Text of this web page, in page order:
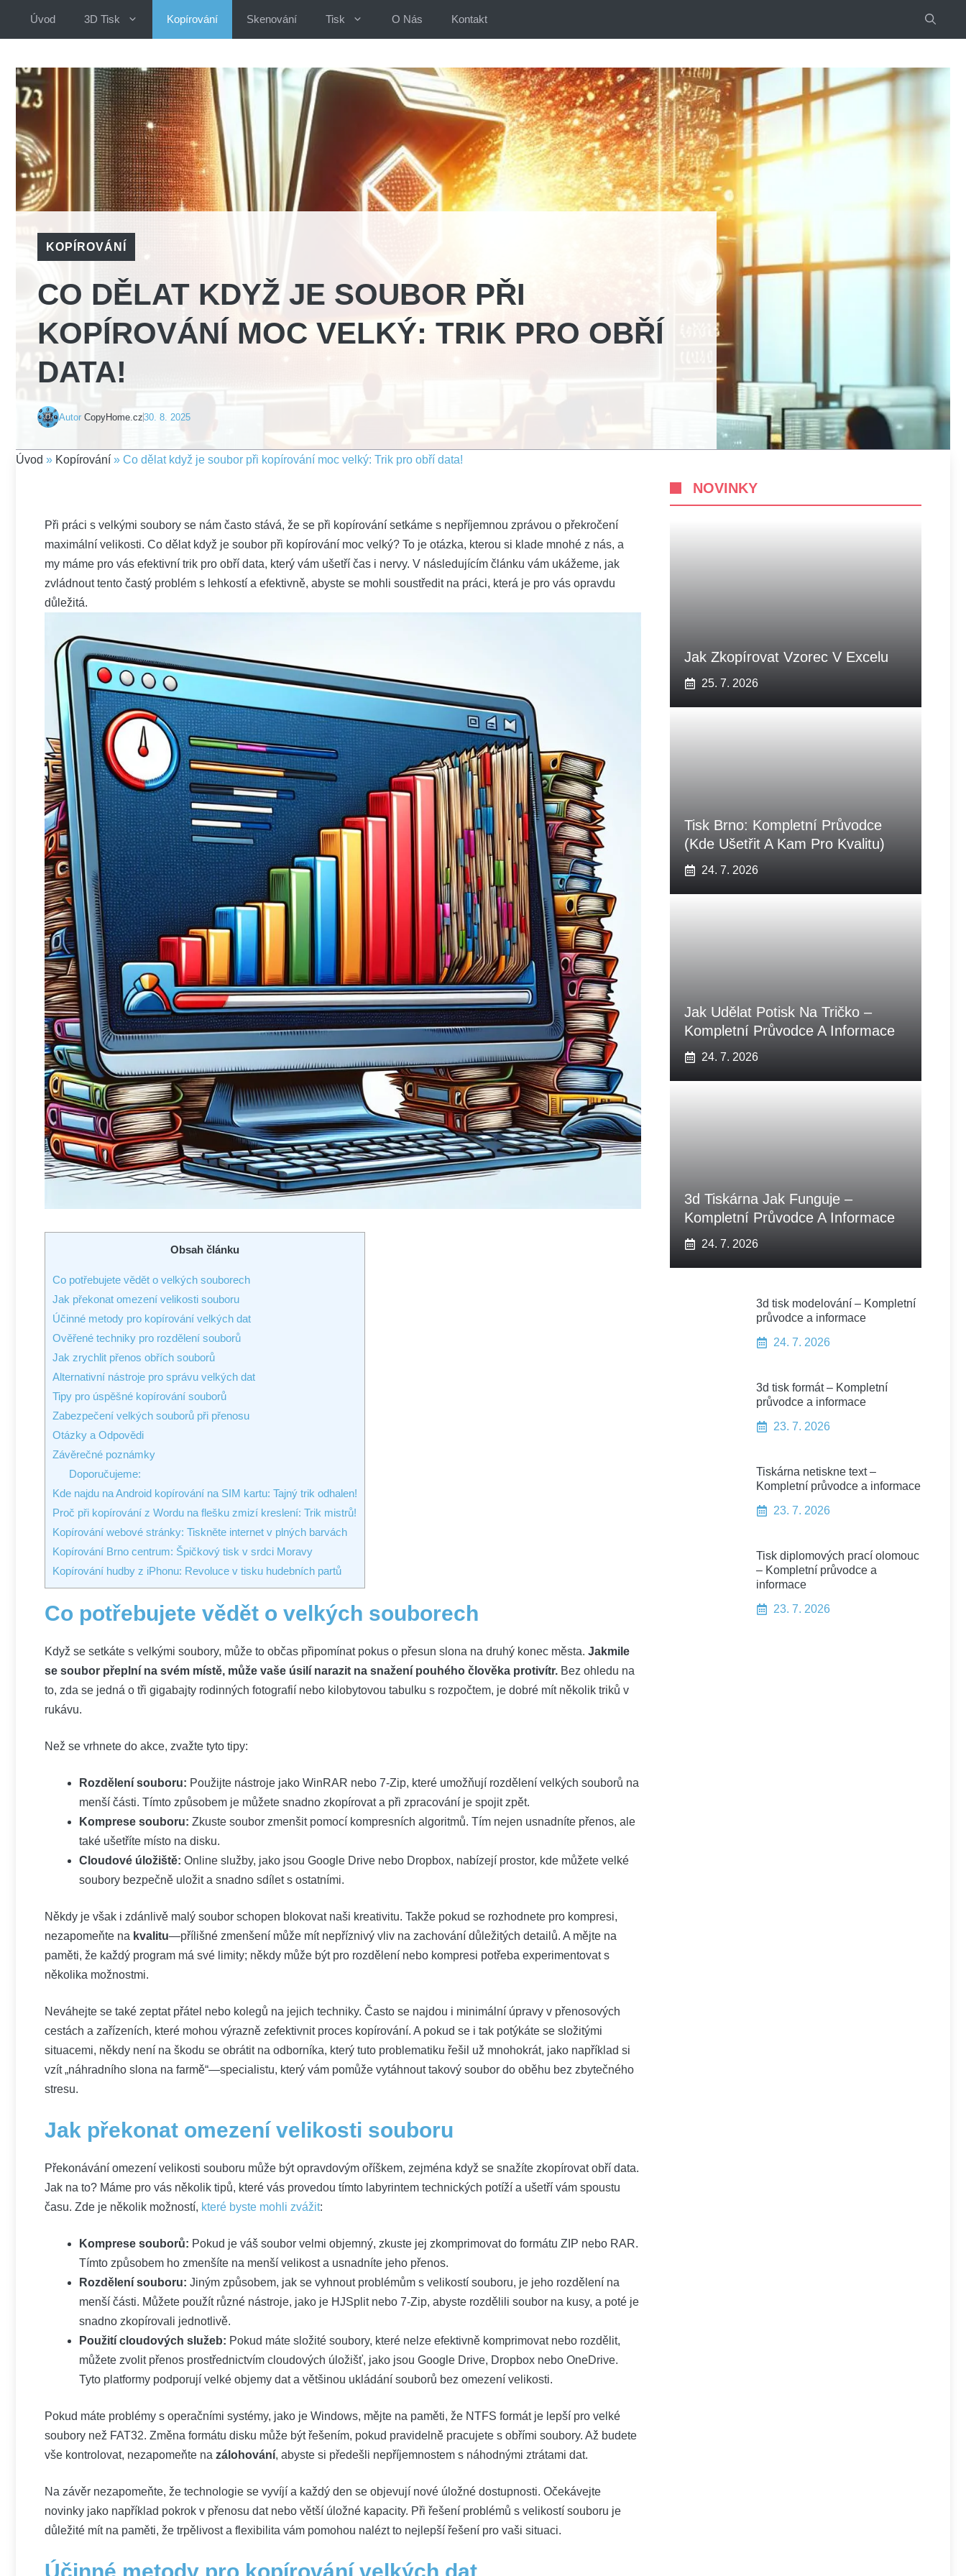
Úvod 3D Tisk Kopírování Skenování Tisk O Nás Kontakt
KOPÍROVÁNÍ
CO DĚLAT KDYŽ JE SOUBOR PŘI
KOPÍROVÁNÍ MOC VELKÝ: TRIK PRO OBŘÍ
DATA!
Autor CopyHome.cz30. 8. 2025
Úvod » Kopírování » Co dělat když je soubor při kopírování moc velký: Trik pro obří data!
Při práci s velkými soubory se nám často stává, že se při kopírování setkáme s nepříjemnou zprávou o překročení
maximální velikosti. Co dělat když je soubor při kopírování moc velký? To je otázka, kterou si klade mnohé z nás, a
my máme pro vás efektivní trik pro obří data, který vám ušetří čas i nervy. V následujícím článku vám ukážeme, jak
zvládnout tento častý problém s lehkostí a efektivně, abyste se mohli soustředit na práci, která je pro vás opravdu
důležitá.
Obsah článku
Co potřebujete vědět o velkých souborech
Jak překonat omezení velikosti souboru
Účinné metody pro kopírování velkých dat
Ověřené techniky pro rozdělení souborů
Jak zrychlit přenos obřích souborů
Alternativní nástroje pro správu velkých dat
Tipy pro úspěšné kopírování souborů
Zabezpečení velkých souborů při přenosu
Otázky a Odpovědi
Závěrečné poznámky
Doporučujeme:
Kde najdu na Android kopírování na SIM kartu: Tajný trik odhalen!
Proč při kopírování z Wordu na flešku zmizí kreslení: Trik mistrů!
Kopírování webové stránky: Tiskněte internet v plných barvách
Kopírování Brno centrum: Špičkový tisk v srdci Moravy
Kopírování hudby z iPhonu: Revoluce v tisku hudebních partů
Co potřebujete vědět o velkých souborech
Když se setkáte s velkými soubory, může to občas připomínat pokus o přesun slona na druhý konec města. Jakmile
se soubor přeplní na svém místě, může vaše úsilí narazit na snažení pouhého člověka protivítr. Bez ohledu na
to, zda se jedná o tři gigabajty rodinných fotografií nebo kilobytovou tabulku s rozpočtem, je dobré mít několik triků v
rukávu.
Než se vrhnete do akce, zvažte tyto tipy:
Rozdělení souboru: Použijte nástroje jako WinRAR nebo 7-Zip, které umožňují rozdělení velkých souborů na
menší části. Tímto způsobem je můžete snadno zkopírovat a při zpracování je spojit zpět.
Komprese souboru: Zkuste soubor zmenšit pomocí kompresních algoritmů. Tím nejen usnadníte přenos, ale
také ušetříte místo na disku.
Cloudové úložiště: Online služby, jako jsou Google Drive nebo Dropbox, nabízejí prostor, kde můžete velké
soubory bezpečně uložit a snadno sdílet s ostatními.
Někdy je však i zdánlivě malý soubor schopen blokovat naši kreativitu. Takže pokud se rozhodnete pro kompresi,
nezapomeňte na kvalitu—přílišné zmenšení může mít nepříznivý vliv na zachování důležitých detailů. A mějte na
paměti, že každý program má své limity; někdy může být pro rozdělení nebo kompresi potřeba experimentovat s
několika možnostmi.
Neváhejte se také zeptat přátel nebo kolegů na jejich techniky. Často se najdou i minimální úpravy v přenosových
cestách a zařízeních, které mohou výrazně zefektivnit proces kopírování. A pokud se i tak potýkáte se složitými
situacemi, někdy není na škodu se obrátit na odborníka, který tuto problematiku řešil už mnohokrát, jako například si
vzít „náhradního slona na farmě“—specialistu, který vám pomůže vytáhnout takový soubor do oběhu bez zbytečného
stresu.
Jak překonat omezení velikosti souboru
Překonávání omezení velikosti souboru může být opravdovým oříškem, zejména když se snažíte zkopírovat obří data.
Jak na to? Máme pro vás několik tipů, které vás provedou tímto labyrintem technických potíží a ušetří vám spoustu
času. Zde je několik možností, které byste mohli zvážit:
Komprese souborů: Pokud je váš soubor velmi objemný, zkuste jej zkomprimovat do formátu ZIP nebo RAR.
Tímto způsobem ho zmenšíte na menší velikost a usnadníte jeho přenos.
Rozdělení souboru: Jiným způsobem, jak se vyhnout problémům s velikostí souboru, je jeho rozdělení na
menší části. Můžete použít různé nástroje, jako je HJSplit nebo 7-Zip, abyste rozdělili soubor na kusy, a poté je
snadno zkopírovali jednotlivě.
Použití cloudových služeb: Pokud máte složité soubory, které nelze efektivně komprimovat nebo rozdělit,
můžete zvolit přenos prostřednictvím cloudových úložišť, jako jsou Google Drive, Dropbox nebo OneDrive.
Tyto platformy podporují velké objemy dat a většinou ukládání souborů bez omezení velikosti.
Pokud máte problémy s operačními systémy, jako je Windows, mějte na paměti, že NTFS formát je lepší pro velké
soubory než FAT32. Změna formátu disku může být řešením, pokud pravidelně pracujete s obřími soubory. Až budete
vše kontrolovat, nezapomeňte na zálohování, abyste si předešli nepříjemnostem s náhodnými ztrátami dat.
Na závěr nezapomeňte, že technologie se vyvíjí a každý den se objevují nové úložné dostupnosti. Očekávejte
novinky jako například pokrok v přenosu dat nebo větší úložné kapacity. Při řešení problémů s velikostí souboru je
důležité mít na paměti, že trpělivost a flexibilita vám pomohou nalézt to nejlepší řešení pro vaši situaci.
NOVINKY
Jak Zkopírovat Vzorec V Excelu
25. 7. 2026
Tisk Brno: Kompletní Průvodce
(Kde Ušetřit A Kam Pro Kvalitu)
24. 7. 2026
Jak Udělat Potisk Na Tričko –
Kompletní Průvodce A Informace
24. 7. 2026
3d Tiskárna Jak Funguje –
Kompletní Průvodce A Informace
24. 7. 2026
3d tisk modelování – Kompletní
průvodce a informace
24. 7. 2026
3d tisk formát – Kompletní
průvodce a informace
23. 7. 2026
Tiskárna netiskne text –
Kompletní průvodce a informace
23. 7. 2026
Tisk diplomových prací olomouc
– Kompletní průvodce a
informace
23. 7. 2026